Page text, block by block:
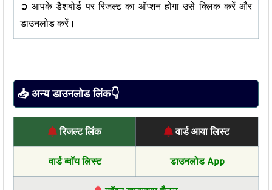
➲ आपके डैशबोर्ड पर रिजल्ट का ऑप्शन होगा उसे क्लिक करें और
डाउनलोड करें।
📥 अन्य डाउनलोड लिंक👇
रिजल्ट लिंक वार्ड आया लिस्ट
वार्ड ब्वॉय लिस्ट डाउनलोड App